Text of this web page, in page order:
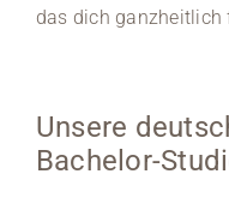
das dich ganzheitlich
Unsere
Bachelor-